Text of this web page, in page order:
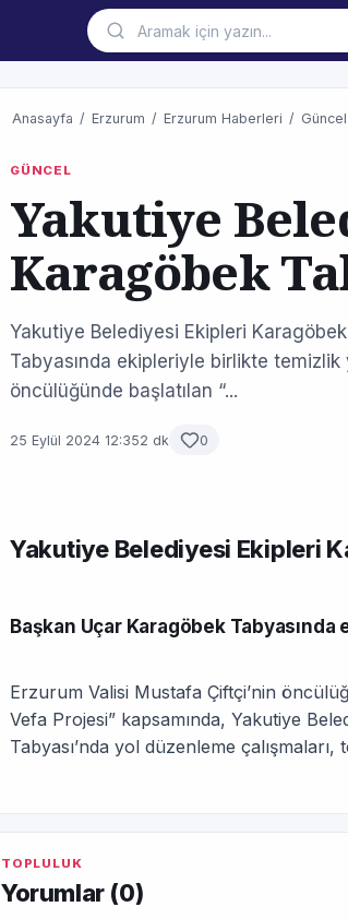
Anasayfa / Erzurum / Erzurum Haberleri / Güncel
GÜNCEL
Yakutiye
Karagöbek
Yakutiye Belediyesi Ekipleri
Tabyasında ekipleriyle birlikte temizlik
öncülüğünde başlatılan “...
25 Eylül 2024 12:352 dk 0
Yakutiye Belediyesi Ekipleri
Başkan Uçar Karagöbek
Erzurum Valisi Mustafa Çiftçi’nin
Vefa Projesi” kapsamında, Yakutiye
Tabyası’nda yol düzenleme
TOPLULUK
Yorumlar (0)